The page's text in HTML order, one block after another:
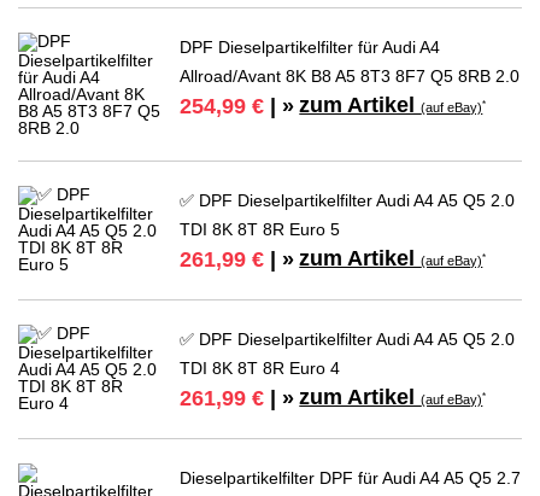
DPF Dieselpartikelfilter für Audi A4
Allroad/Avant 8K B8 A5 8T3 8F7 Q5 8RB 2.0
254,99 € | » zum Artikel(auf eBay)*
✅ DPF Dieselpartikelfilter Audi A4 A5 Q5 2.0
TDI 8K 8T 8R Euro 5
261,99 € | » zum Artikel(auf eBay)*
✅ DPF Dieselpartikelfilter Audi A4 A5 Q5 2.0
TDI 8K 8T 8R Euro 4
261,99 € | » zum Artikel(auf eBay)*
Dieselpartikelfilter DPF für Audi A4 A5 Q5 2.7